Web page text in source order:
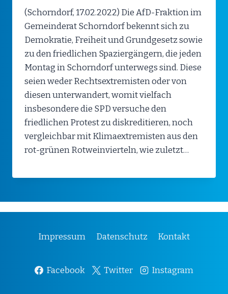
(Schorndorf, 17.02.2022) Die AfD-Fraktion im
Gemeinderat Schorndorf bekennt sich zu
Demokratie, Freiheit und Grundgesetz sowie
zu den friedlichen Spaziergängern, die jeden
Montag in Schorndorf unterwegs sind. Diese
seien weder Rechtsextremisten oder von
diesen unterwandert, womit vielfach
insbesondere die SPD versuche den
friedlichen Protest zu diskreditieren, noch
vergleichbar mit Klimaextremisten aus den
rot-grünen Rotweinvierteln, wie zuletzt…
Impressum Datenschutz Kontakt
Facebook Twitter Instagram